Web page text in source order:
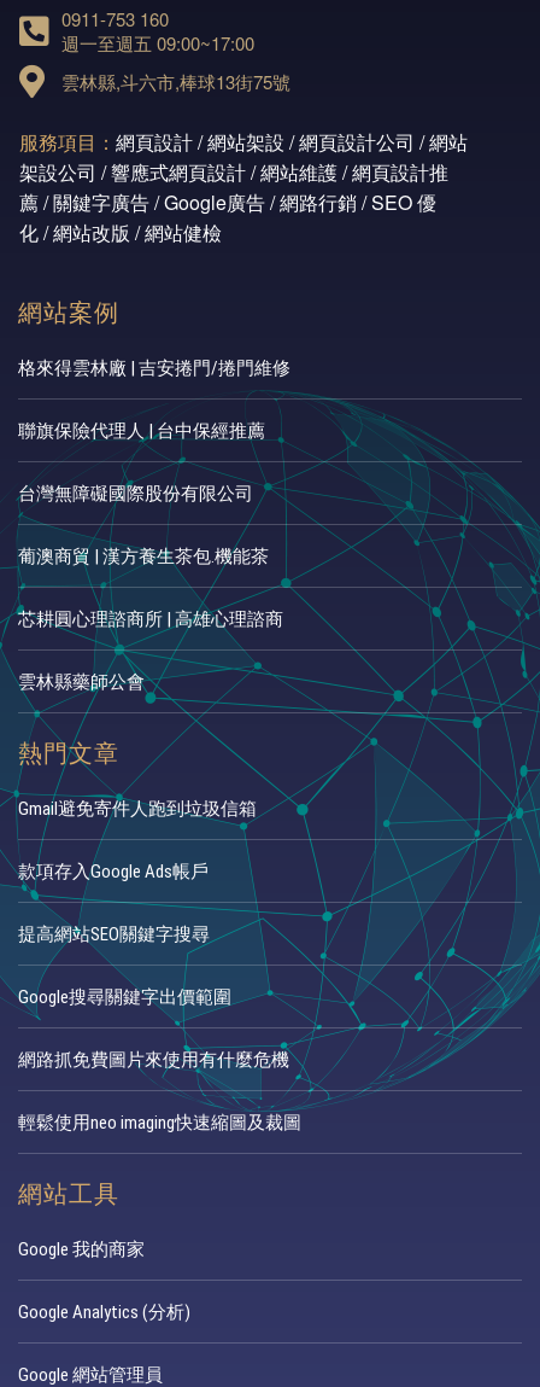
0911-753 160
週一至週五 09:00~17:00
雲林縣,斗六市,棒球13街75號
服務項目： 網頁設計 / 網站架設 / 網頁設計公司 / 網站
架設公司 / 響應式網頁設計 / 網站維護 / 網頁設計推
薦 / 關鍵字廣告 / Google廣告 / 網路行銷 / SEO 優
化 / 網站改版 / 網站健檢
網站案例
格來得雲林廠 | 吉安捲門/捲門維修
聯旗保險代理人 | 台中保經推薦
台灣無障礙國際股份有限公司
葡澳商貿 | 漢方養生茶包.機能茶
芯耕圓心理諮商所 | 高雄心理諮商
雲林縣藥師公會
熱門文章
Gmail避免寄件人跑到垃圾信箱
款項存入Google Ads帳戶
提高網站SEO關鍵字搜尋
Google搜尋關鍵字出價範圍
網路抓免費圖片來使用有什麼危機
輕鬆使用neo imaging快速縮圖及裁圖
網站工具
Google 我的商家
Google Analytics (分析)
Google 網站管理員